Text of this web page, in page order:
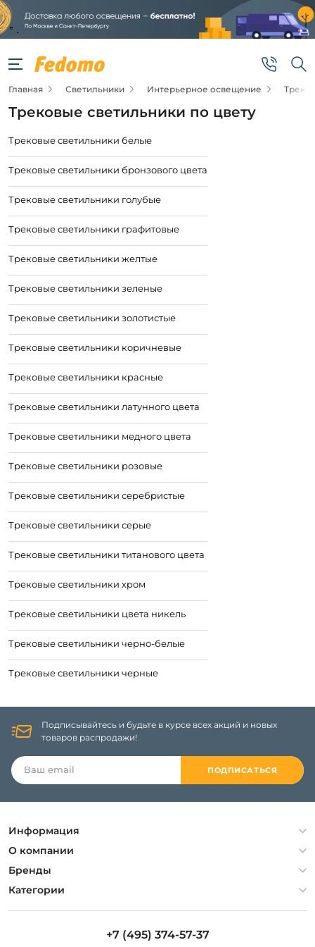
Главная Светильники Интерьерное освещение
Трековые светильники по цвету
Трековые светильники белые
Трековые светильники бронзового цвета
Трековые светильники голубые
Трековые светильники графитовые
Трековые светильники желтые
Трековые светильники зеленые
Трековые светильники золотистые
Трековые светильники коричневые
Трековые светильники красные
Трековые светильники латунного цвета
Трековые светильники медного цвета
Трековые светильники розовые
Трековые светильники серебристые
Трековые светильники серые
Трековые светильники титанового цвета
Трековые светильники хром
Трековые светильники цвета никель
Трековые светильники черно-белые
Трековые светильники черные
Подписывайтесь и будьте в курсе всех акций и новых
товаров распродажи!
ПОДПИСАТЬСЯ
Информация
Политика конфиденциальности
Гарантия
Оплата и доставка
О компании
О компании
Контакты
Бренды
Artelamp
Категории
Люстры
+7 (495) 374-57-37